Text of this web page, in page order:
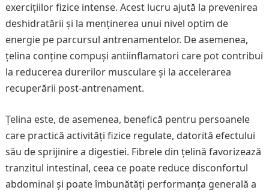
exercițiilor fizice intense. Acest lucru ajută la prevenirea
deshidratării și la menținerea unui nivel optim de
energie pe parcursul antrenamentelor. De asemenea,
țelina conține compuși antiinflamatori care pot contribui
la reducerea durerilor musculare și la accelerarea
recuperării post-antrenament.
Țelina este, de asemenea, benefică pentru persoanele
care practică activități fizice regulate, datorită efectului
său de sprijinire a digestiei. Fibrele din țelină favorizează
tranzitul intestinal, ceea ce poate reduce disconfortul
abdominal și poate îmbunătăți performanța generală a